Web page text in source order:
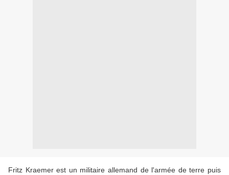
Fritz Kraemer est un militaire allemand de l'armée de terre puis